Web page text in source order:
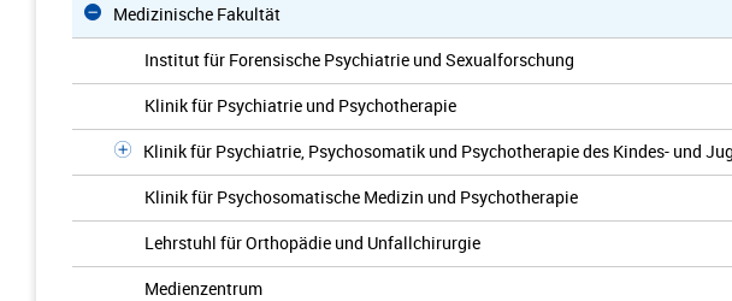
Medizinische Fakultät
Institut für Forensische Psychiatrie und Sexualforschung
Klinik für Psychiatrie und Psychotherapie
Klinik für Psychiatrie, Psychosomatik und Psychotherapie des Kindes- und
Klinik für Psychosomatische Medizin und Psychotherapie
Lehrstuhl für Orthopädie und Unfallchirurgie
Medienzentrum